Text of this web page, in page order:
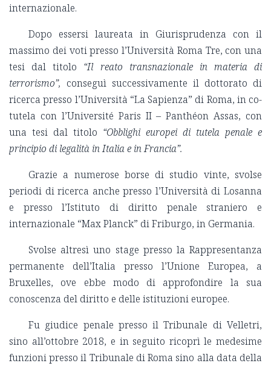
internazionale.
Dopo essersi laureata in Giurisprudenza con il
massimo dei voti presso l’Università Roma Tre, con una
tesi dal titolo “Il reato transnazionale in materia di
terrorismo”, conseguì successivamente il dottorato di
ricerca presso l’Università “La Sapienza” di Roma, in co-
tutela con l’Université Paris II – Panthéon Assas, con
una tesi dal titolo “Obblighi europei di tutela penale e
principio di legalità in Italia e in Francia”.
Grazie a numerose borse di studio vinte, svolse
periodi di ricerca anche presso l’Università di Losanna
e presso l’Istituto di diritto penale straniero e
internazionale “Max Planck” di Friburgo, in Germania.
Svolse altresì uno stage presso la Rappresentanza
permanente dell’Italia presso l’Unione Europea, a
Bruxelles, ove ebbe modo di approfondire la sua
conoscenza del diritto e delle istituzioni europee.
Fu giudice penale presso il Tribunale di Velletri,
sino all’ottobre 2018, e in seguito ricoprì le medesime
funzioni presso il Tribunale di Roma sino alla data della